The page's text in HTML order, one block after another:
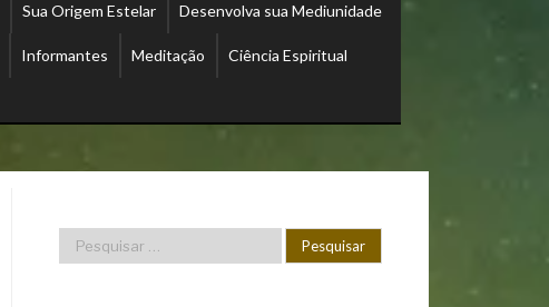
Sua Origem Estelar Desenvolva sua Mediunidade
Informantes Meditação Ciência Espiritual